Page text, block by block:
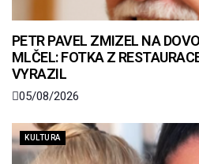
PETR PAVEL ZMIZEL NA
MLČEL: FOTKA Z
VYRAZIL
05/08/2026
KULTURA